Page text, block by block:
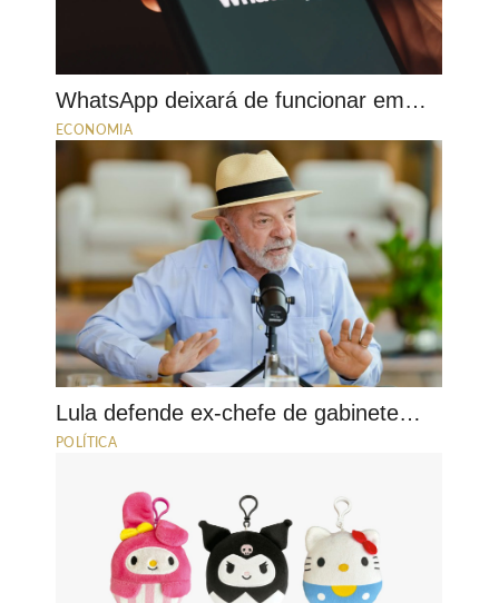
WhatsApp deixará de funcionar em…
ECONOMIA
Lula defende ex-chefe de gabinete…
POLÍTICA